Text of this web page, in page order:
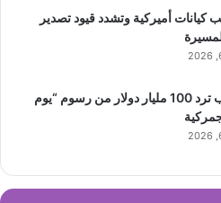
كيانات أميركية وتشدد قيود تصدير
إدارة ترامب ترد 100 مليار دولار من رسوم “يوم